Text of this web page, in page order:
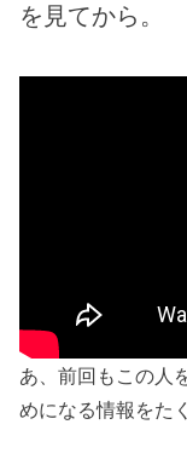
を見てから。
あ、前回もこの人
めになる情報をた